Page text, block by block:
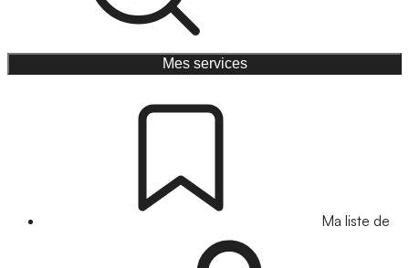
Mes services
Ma liste de